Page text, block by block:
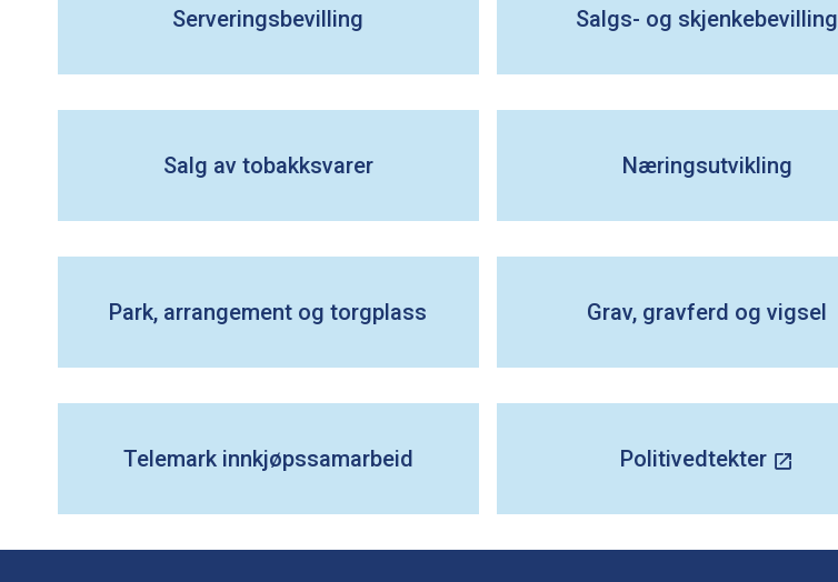
Serveringsbevilling Salgs- og skjenkebevilling
Salg av tobakksvarer Næringsutvikling
Park, arrangement og torgplass Grav, gravferd og vigsel
Telemark innkjøpssamarbeid Politivedtekter